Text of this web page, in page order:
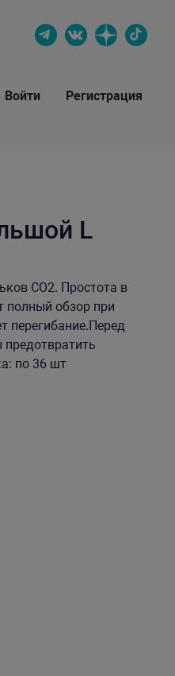
Войти Регистрация
L
СО2. Простота в
полный обзор при
перегибание.Перед
по 36 шт